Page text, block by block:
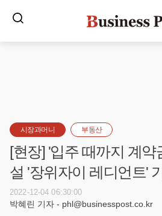
시장과머니 부동산
[현장] '입주 때까지 계약
설 '장위자이 레디언트'
2022-12-04 06:30:00
박혜린 기자 - phl@businesspost.co.kr